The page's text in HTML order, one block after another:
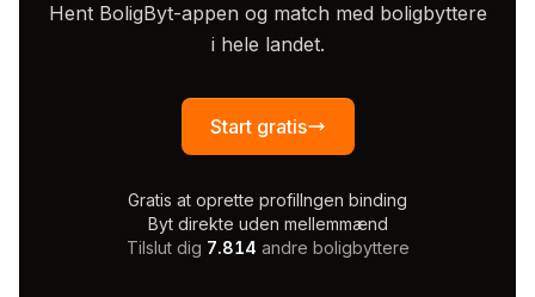
Hent BoligByt-appen og match med boligbyttere
i hele landet.
Start gratis
Gratis at oprette profilIngen binding
Byt direkte uden mellemmænd
Tilslut dig 7.814 andre boligbyttere